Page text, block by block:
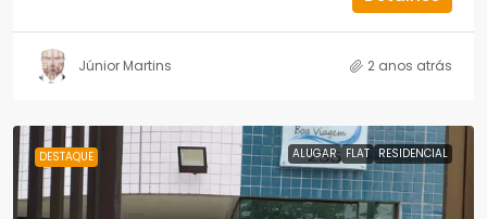
Júnior Martins 2 anos atrás
DESTAQUE ALUGAR FLAT RESIDENCIAL